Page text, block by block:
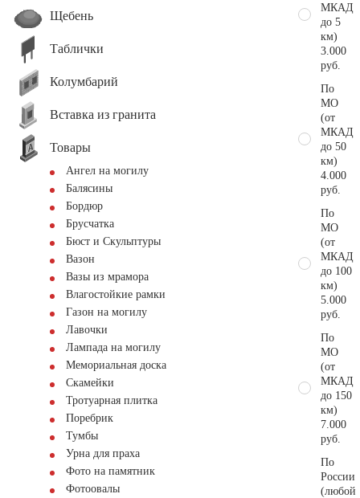
Щебень
Таблички
Колумбарий
Вставка из гранита
Товары
Ангел на могилу
Балясины
Бордюр
Брусчатка
Бюст и Скульптуры
Вазон
Вазы из мрамора
Влагостойкие рамки
Газон на могилу
Лавочки
Лампада на могилу
Мемориальная доска
Скамейки
Тротуарная плитка
Поребрик
Тумбы
Урна для праха
Фото на памятник
Фотоовалы
МКАД
до 5
км)
3.000
руб.
По
МО
(от
МКАД
до 50
км)
4.000
руб.
По
МО
(от
МКАД
до 100
км)
5.000
руб.
По
МО
(от
МКАД
до 150
км)
7.000
руб.
По
России
(любой